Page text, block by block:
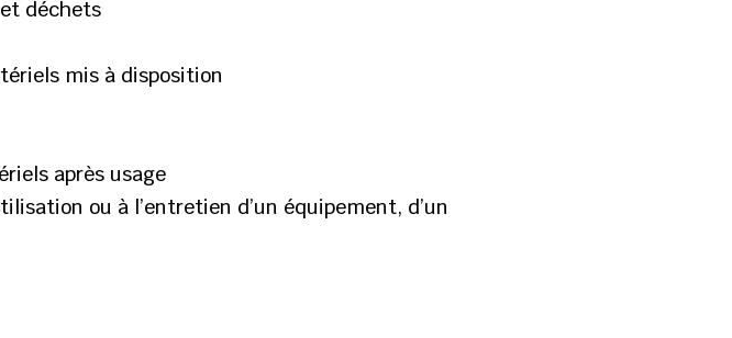
déchets
mis à disposition
après usage
ou à l’entretien d’un équipement, d’un